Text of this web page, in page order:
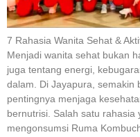
7 Rahasia Wanita Sehat &
Menjadi wanita sehat bukan
juga tentang energi,
dalam. Di Jayapura, semakin
pentingnya menjaga
bernutrisi. Salah satu rahasia
mengonsumsi Ruma